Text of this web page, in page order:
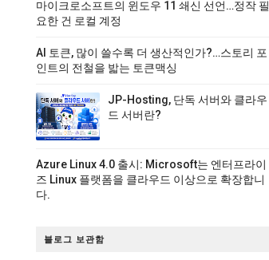
마이크로소프트의 윈도우 11 쇄신 선언…정작 필
요한 건 로컬 계정
AI 토큰, 많이 쓸수록 더 생산적인가?…스토리 포
인트의 전철을 밟는 토큰맥싱
JP-Hosting, 단독 서버와 클라우
드 서버란?
Azure Linux 4.0 출시: Microsoft는 엔터프라이
즈 Linux 플랫폼을 클라우드 이상으로 확장합니
다.
블로그 보관함